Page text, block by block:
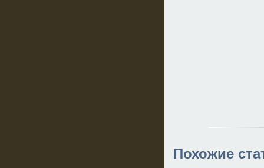
Похожие